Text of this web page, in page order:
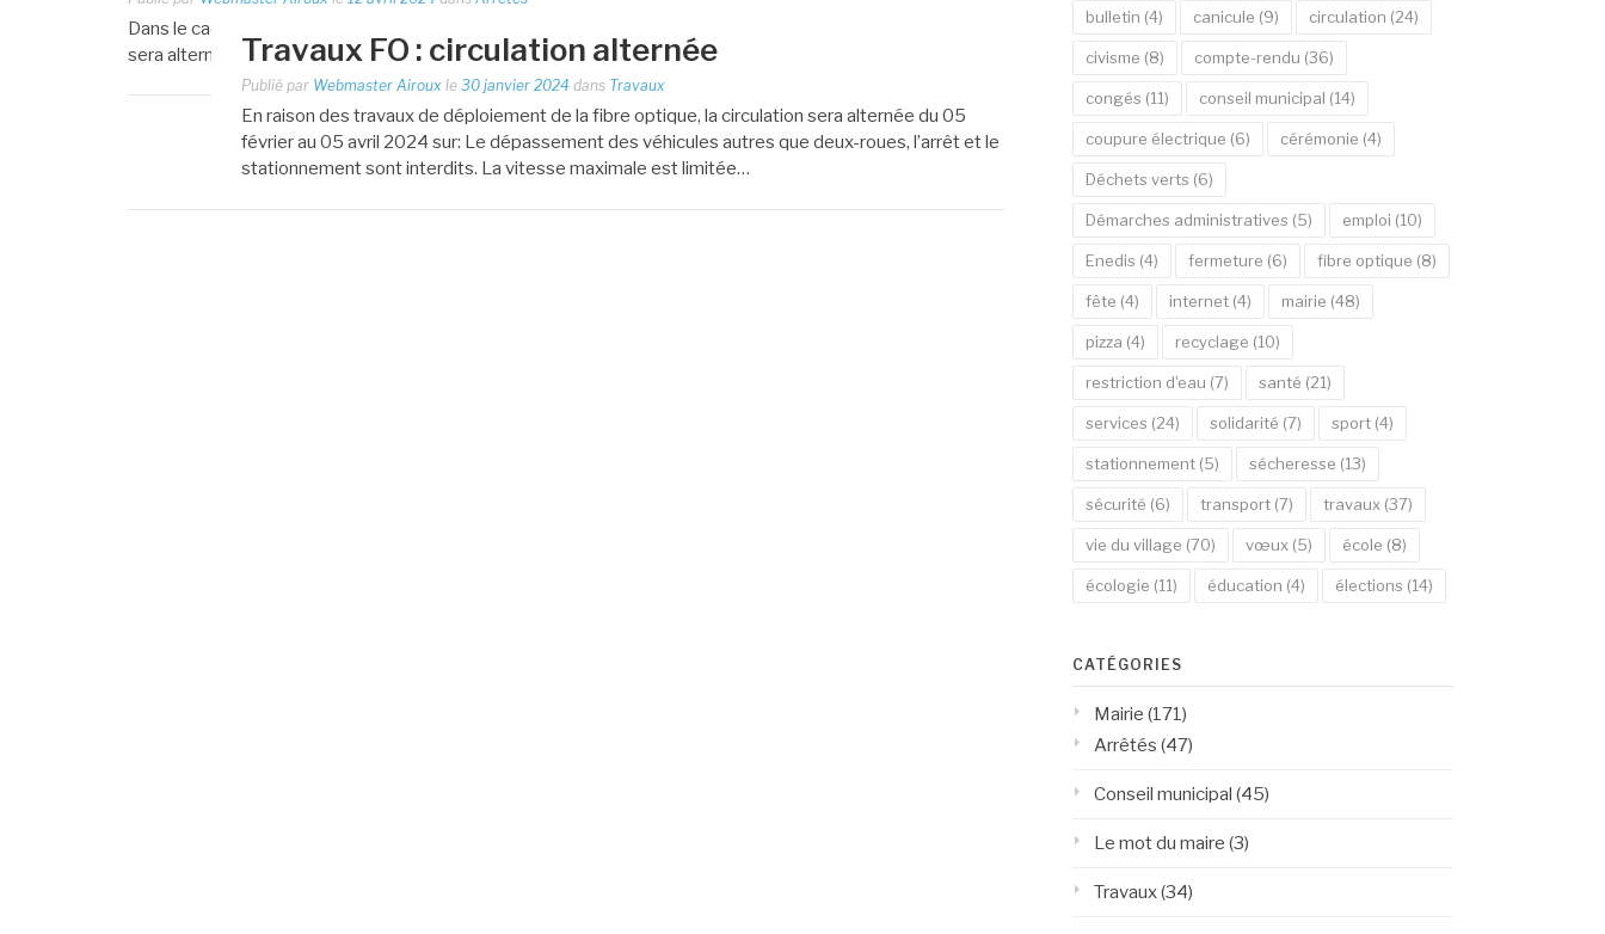
Dans le cadre des travaux de pose de tampons de chambres Télécom par l’entreprise SOBECA la circulation
sera alternée sur la RD1 du 15/04/2024 au 03/05/2024
Travaux FO : circulation alternée
Publié par Webmaster Airoux le30 janvier 2024 dans Travaux
En raison des travaux de déploiement de la fibre optique, la circulation sera alternée du 05
février au 05 avril 2024 sur: Le dépassement des véhicules autres que deux-roues, l’arrêt et le
stationnement sont interdits. La vitesse maximale est limitée…
bulletin (4) canicule (9) circulation (24)
civisme (8) compte-rendu (36)
congés (11) conseil municipal (14)
coupure électrique (6) cérémonie (4)
Déchets verts (6)
Démarches administratives (5) emploi (10)
Enedis (4) fermeture (6) fibre optique (8)
fête (4) internet(4) mairie (48)
pizza (4) recyclage (10)
restriction d'eau (7) santé (21)
services (24) solidarité (7) sport(4)
stationnement(5) sécheresse (13)
sécurité (6) transport(7) travaux(37)
vie du village (70) vœux(5) école (8)
écologie (11) éducation (4) élections (14)
CATÉGORIES
Mairie (171)
Arrêtés (47)
Conseil municipal (45)
Le mot du maire (3)
Travaux(34)